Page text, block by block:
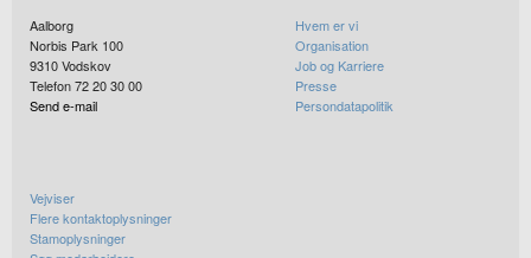
Aalborg
Norbis Park 100
9310Vodskov
Telefon 72 20 30 00
Send e-mail
Hvem er vi
Organisation
Job og Karriere
Presse
Persondatapolitik
Vejviser
Flere kontaktoplysninger
Stamoplysninger